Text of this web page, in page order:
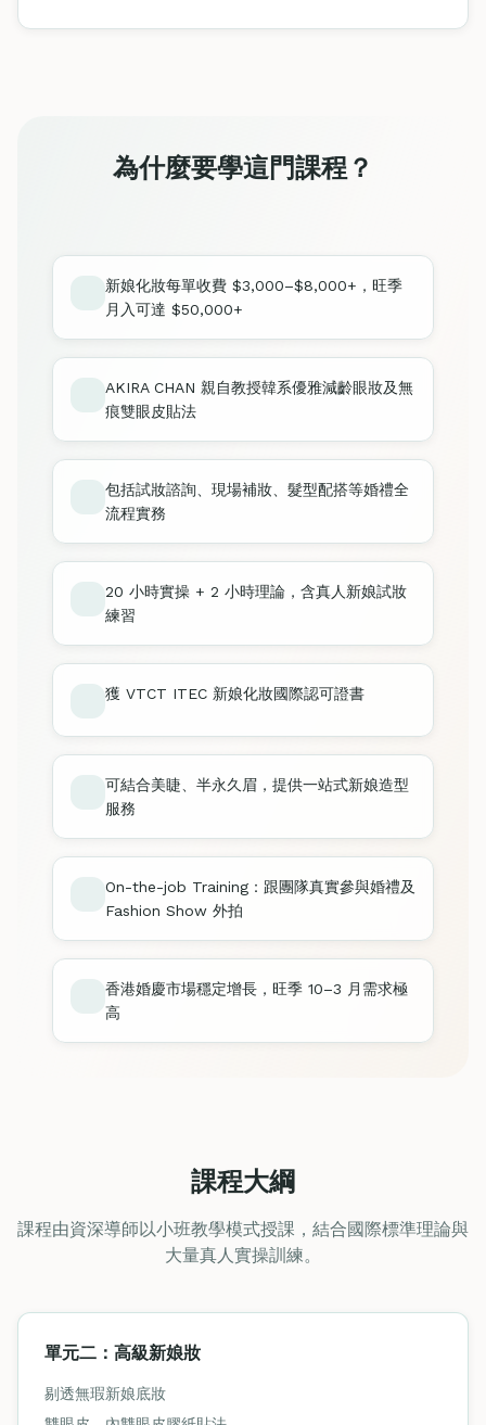
為什麼要學這門課程？
新娘化妝每單收費 $3,000–$8,000+，旺季
月入可達 $50,000+
AKIRA CHAN 親自教授韓系優雅減齡眼妝及無
痕雙眼皮貼法
包括試妝諮詢、現場補妝、髮型配搭等婚禮全
流程實務
20 小時實操 + 2 小時理論，含真人新娘試妝
練習
獲 VTCT ITEC 新娘化妝國際認可證書
可結合美睫、半永久眉，提供一站式新娘造型
服務
On-the-job Training：跟團隊真實參與婚禮及
Fashion Show 外拍
香港婚慶市場穩定增長，旺季 10–3 月需求極
高
課程大綱
課程由資深導師以小班教學模式授課，結合國際標準理論與
大量真人實操訓練。
單元二：高級新娘妝
剔透無瑕新娘底妝